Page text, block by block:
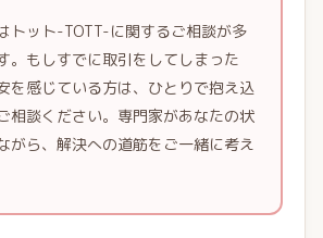
トット-TOTT-に関するご相談が多
。もしすでに取引をしてしまった
を感じている方は、ひとりで抱え込
相談ください。専門家があなたの状
がら、解決への道筋をご一緒に考え